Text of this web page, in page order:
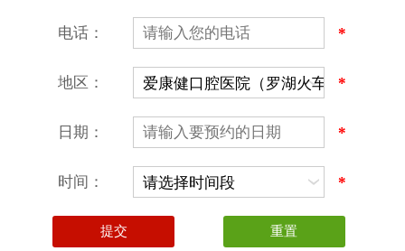
营业时间：9:00-18:00
（节假日照常上班）
微信线上预约：aikangjian1995
微信小程序：爱康健齿科
本网站信息仅供参考，不作为诊疗及医疗根据
深圳爱康健口腔医院版权所有 粤ICP备12058131号-2
粤(B)广[2026]第07-22-878号
电话： *
地区： *
日期： *
时间： *